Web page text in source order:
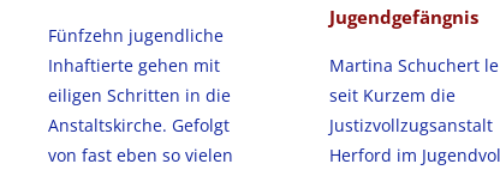
Fünfzehn jugendliche
Inhaftierte gehen mit
eiligen Schritten in die
Anstaltskirche. Gefolgt
von fast eben so vielen
Jugendgefängnis
Martina Schuchert
seit Kurzem die
Justizvollzugsanstalt
Herford im